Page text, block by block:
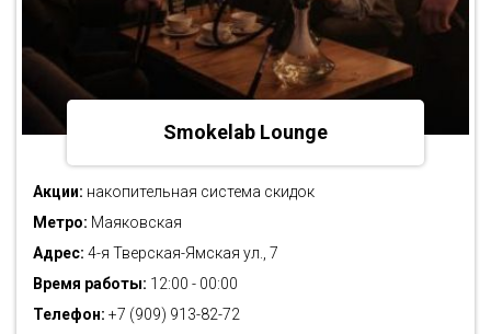
Smokelab Lounge
Акции: накопительная система скидок
Метро: Маяковская
Адрес: 4-я Тверская-Ямская ул., 7
Время работы: 12:00 - 00:00
Телефон: +7 (909) 913-82-72